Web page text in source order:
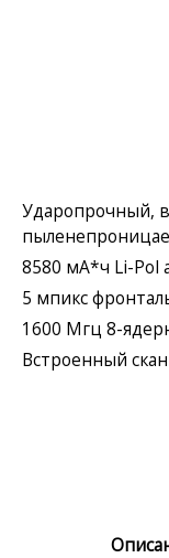
Ударопрочный,
8580 мА*ч Li-Pol
5 мпикс
1600 Мгц 8-
Встроенный